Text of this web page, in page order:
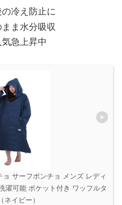
冷え防止に
ま水分吸収
急上昇中
サーフポンチョ メンズ レディ
濯可能 ポケット付き ワッフルタ
ネイビー）